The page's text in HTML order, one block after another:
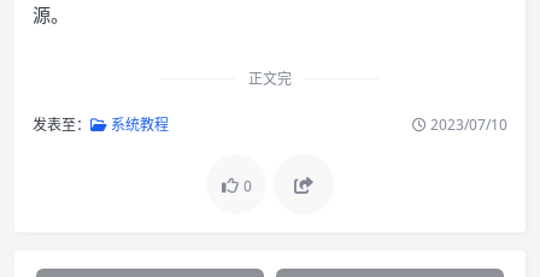
源。
正文完
发表至： 系统教程 2023/07/10
0